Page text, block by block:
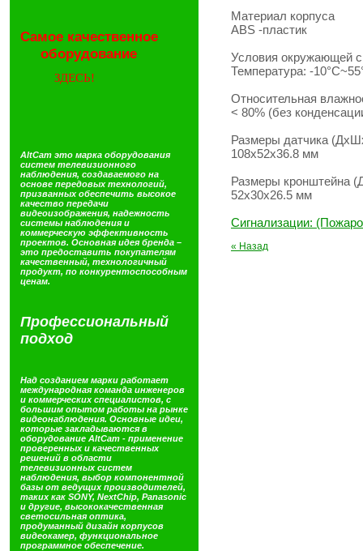
Самое качественное
оборудование
ЗДЕСЬ!
AltCam это марка оборудования
систем телевизионного
наблюдения, создаваемого на
основе передовых технологий,
призванных обеспечить высокое
качество передачи
видеоизображения, надежность
системы наблюдения и
коммерческую эффективность
проектов. Основная идея бренда –
это предоставить покупателям
качественный, технологичный
продукт, по конкурентоспособным
ценам.
Профессиональный
подход
Над созданием марки работает
международная команда инженеров
и коммерческих специалистов, с
большим опытом работы на рынке
видеонаблюдения. Основные идеи,
которые закладываются в
оборудование AltCam - применение
проверенных и качественных
решений в области
телевизионных систем
наблюдения, выбор компонентной
базы от ведущих производителей,
таких как SONY, NextChip, Panasonic
и другие, высококачественная
светосильная оптика,
продуманный дизайн корпусов
видеокамер, функциональное
программное обеспечение.
Материал корпуса
ABS -пластик
Условия окружающей
Температура: -
Относительная
< 80% (без
Размеры датчика
108x52x36.8 мм
Размеры кронштейна
52x30x26.5 мм
Сигнализации:
« Назад